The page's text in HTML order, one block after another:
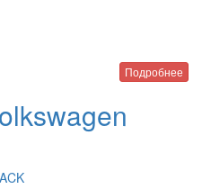
Подробнее